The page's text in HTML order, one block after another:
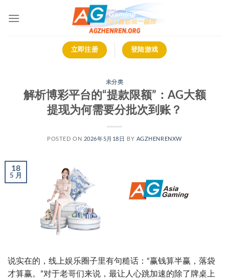
立即注册 登陆游戏
未分类
解析博彩平台的“提款限额”：AG大额
提现为何需要分批次到账？
POSTED ON 2026年5月18日 BY AGZHENRENXW
18
5 月
说实在的，线上娱乐圈子里有句糙话：“赢钱算半赢，落袋
才算赢。”对于老哥们来说，最让人心跳加速的除了牌桌上